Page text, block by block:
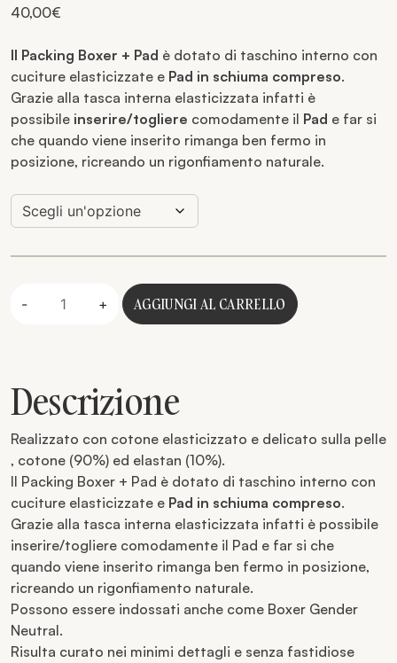
40,00€
Il Packing Boxer + Pad è dotato di taschino interno con
cuciture elasticizzate e Pad in schiuma compreso.
Grazie alla tasca interna elasticizzata infatti è
possibile inserire/togliere comodamente il Pad e far si
che quando viene inserito rimanga ben fermo in
posizione, ricreando un rigonfiamento naturale.
- + AGGIUNGI AL CARRELLO
Descrizione
Realizzato con cotone elasticizzato e delicato sulla pelle
, cotone (90%) ed elastan (10%).
Il Packing Boxer + Pad è dotato di taschino interno con
cuciture elasticizzate e Pad in schiuma compreso.
Grazie alla tasca interna elasticizzata infatti è possibile
inserire/togliere comodamente il Pad e far si che
quando viene inserito rimanga ben fermo in posizione,
ricreando un rigonfiamento naturale.
Possono essere indossati anche come Boxer Gender
Neutral.
Risulta curato nei minimi dettagli e senza fastidiose